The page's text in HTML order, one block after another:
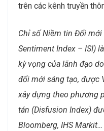
trên các kênh truyền
Chỉ số Niềm tin Đổi
Sentiment Index – ISI)
kỳ vọng của lãnh đạo
đổi mới sáng tạo, được
xây dựng theo phương
tán (Disfusion Index)
Bloomberg, IHS